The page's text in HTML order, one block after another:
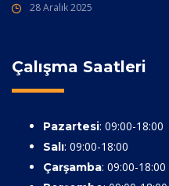
28 Aralık 2025
Çalışma Saatleri
Pazartesi: 09:00-18:00
Salı: 09:00-18:00
Çarşamba: 09:00-18:00